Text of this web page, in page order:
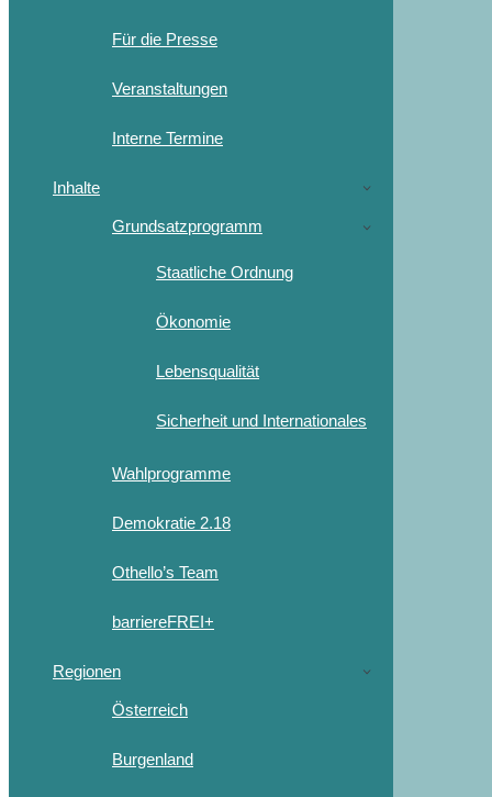
Für die Presse
Veranstaltungen
Interne Termine
Inhalte
Grundsatzprogramm
Staatliche Ordnung
Ökonomie
Lebensqualität
Sicherheit und Internationales
Wahlprogramme
Demokratie 2.18
Othello’s Team
barriereFREI+
Regionen
Österreich
Burgenland